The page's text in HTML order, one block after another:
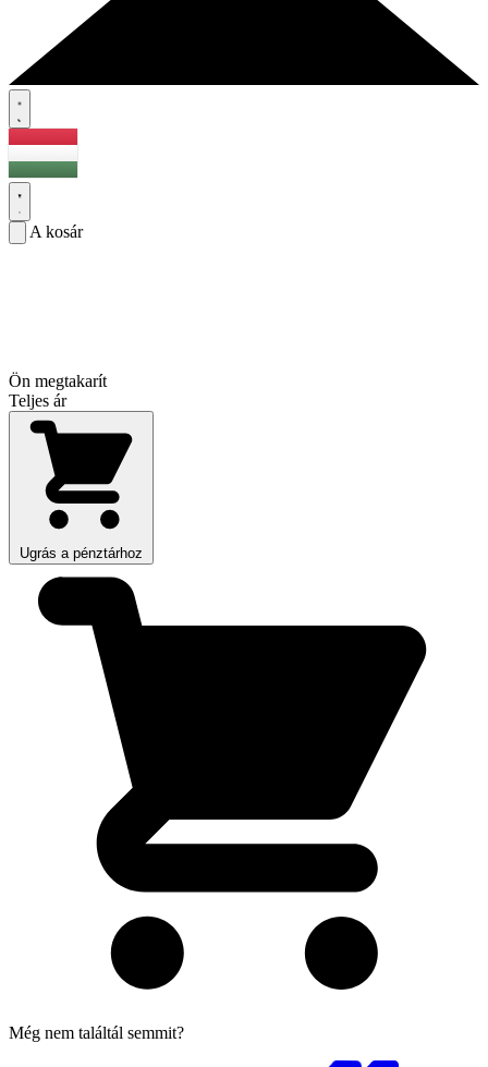
A kosár
Ön megtakarít
Teljes ár
Ugrás a pénztárhoz
Még nem találtál semmit?